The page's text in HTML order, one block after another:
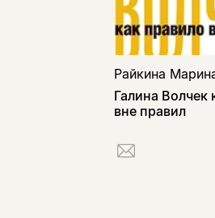
Райкина
Галина Волчек
вне правил